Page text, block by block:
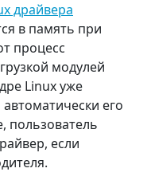
драйвера
в память при
процесс
модулей
Linux уже
его
пользователь
если